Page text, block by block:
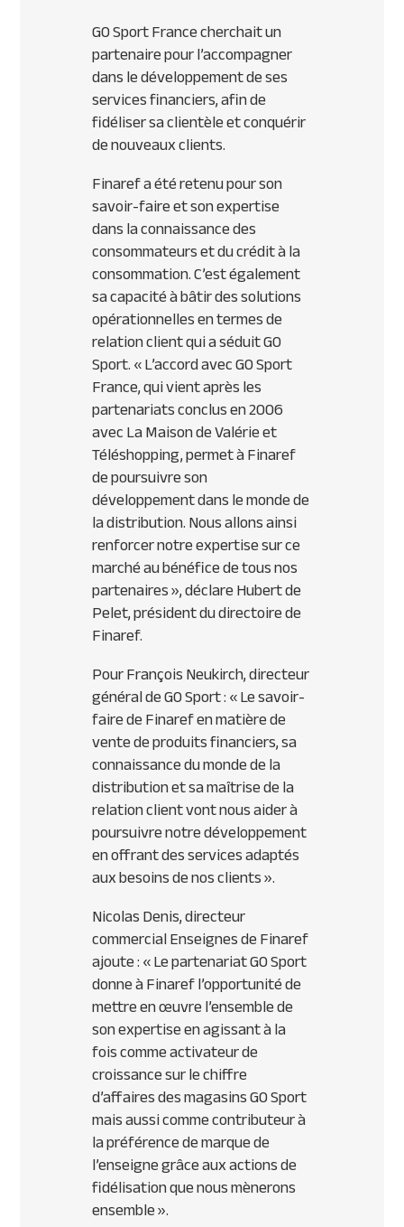
GO Sport France cherchait un
partenaire pour l’accompagner
dans le développement de ses
services financiers, afin de
fidéliser sa clientèle et conquérir
de nouveaux clients.
Finaref a été retenu pour son
savoir-faire et son expertise
dans la connaissance des
consommateurs et du crédit à la
consommation. C’est également
sa capacité à bâtir des solutions
opérationnelles en termes de
relation client qui a séduit GO
Sport.« L’accord avec GO Sport
France, qui vient après les
partenariats conclus en 2006
avec La Maison de Valérie et
Téléshopping, permet à Finaref
de poursuivre son
développement dans le monde de
la distribution. Nous allons ainsi
renforcer notre expertise sur ce
marché au bénéfice de tous nos
partenaires », déclare Hubert de
Pelet, président du directoire de
Finaref.
Pour François Neukirch, directeur
général de GO Sport : « Le savoir-
faire de Finaref en matière de
vente de produits financiers, sa
connaissance du monde de la
distribution et sa maîtrise de la
relation client vont nous aider à
poursuivre notre développement
en offrant des services adaptés
aux besoins de nos clients ».
Nicolas Denis, directeur
commercial Enseignes de Finaref
ajoute :« Le partenariat GO Sport
donne à Finaref l’opportunité de
mettre en œuvre l’ensemble de
son expertise en agissant à la
fois comme activateur de
croissance sur le chiffre
d’affaires des magasins GO Sport
mais aussi comme contributeur à
la préférence de marque de
l’enseigne grâce aux actions de
fidélisation que nous mènerons
ensemble ».